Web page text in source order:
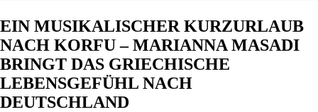
EIN MUSIKALISCHER KURZURLAUB
NACH KORFU – MARIANNA MASADI
BRINGT DAS GRIECHISCHE
LEBENSGEFÜHL NACH
DEUTSCHLAND